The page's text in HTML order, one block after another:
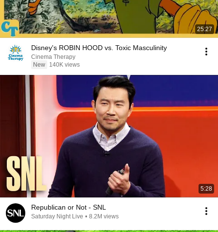
25:27
Disney's ROBIN HOOD vs. Toxic Masculinity
Cinema Therapy
New
140K views
5:28
Republican or Not - SNL
Saturday Night Live • 8.2M views